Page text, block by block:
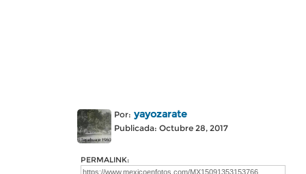
Por: yayozarate
Publicada: Octubre 28, 2017
PERMALINK: